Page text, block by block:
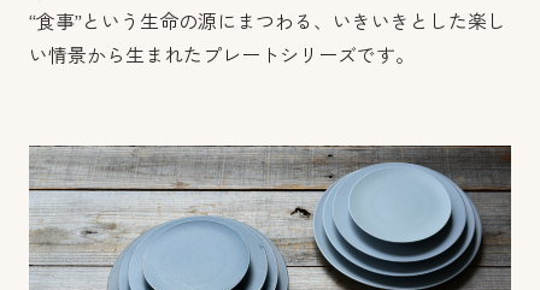
“食事”という生命の源にまつわる、いきいきとした楽し
い情景から生まれたプレートシリーズです。